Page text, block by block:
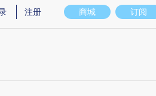
图存在偏差。不代表财新观点和立场。推荐
商城 订阅
注册